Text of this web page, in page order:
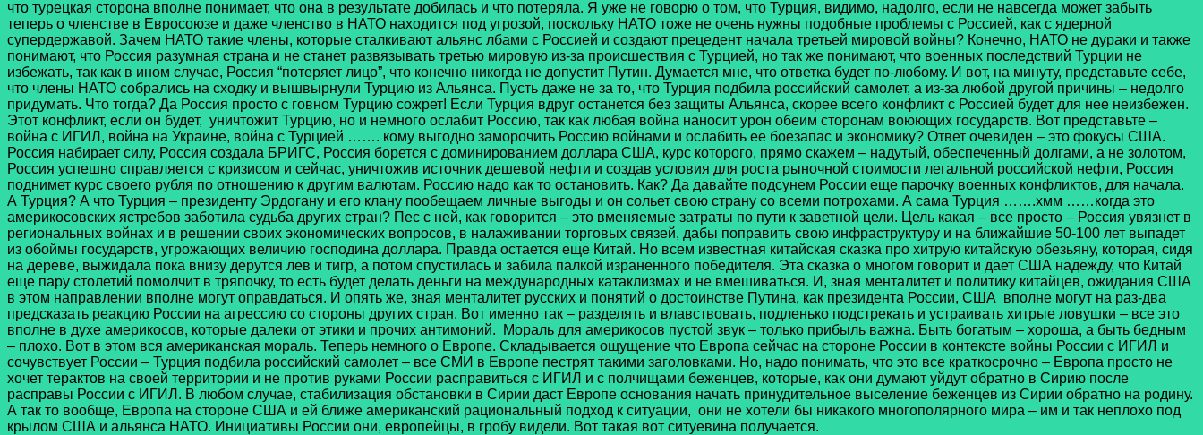
что турецкая сторона вполне понимает, что она в результате добилась и что потеряла. Я уже не говорю о том, что Турция, видимо, надолго, если не навсегда может забыть
теперь о членстве в Евросоюзе и даже членство в НАТО находится под угрозой, поскольку НАТО тоже не очень нужны подобные проблемы с Россией, как с ядерной
супердержавой. Зачем НАТО такие члены, которые сталкивают альянс лбами с Россией и создают прецедент начала третьей мировой войны? Конечно, НАТО не дураки и также
понимают, что Россия разумная страна и не станет развязывать третью мировую из-за происшествия с Турцией, но так же понимают, что военных последствий Турции не
избежать, так как в ином случае, Россия “потеряет лицо”, что конечно никогда не допустит Путин. Думается мне, что ответка будет по-любому. И вот, на минуту, представьте себе,
что члены НАТО собрались на сходку и вышвырнули Турцию из Альянса. Пусть даже не за то, что Турция подбила российский самолет, а из-за любой другой причины – недолго
придумать. Что тогда? Да Россия просто с говном Турцию сожрет! Если Турция вдруг останется без защиты Альянса, скорее всего конфликт с Россией будет для нее неизбежен.
Этот конфликт, если он будет, уничтожит Турцию, но и немного ослабит Россию, так как любая война наносит урон обеим сторонам воюющих государств. Вот представьте –
война с ИГИЛ, война на Украине, война с Турцией ……. кому выгодно заморочить Россию войнами и ослабить ее боезапас и экономику? Ответ очевиден – это фокусы США.
Россия набирает силу, Россия создала БРИГС, Россия борется с доминированием доллара США, курс которого, прямо скажем – надутый, обеспеченный долгами, а не золотом,
Россия успешно справляется с кризисом и сейчас, уничтожив источник дешевой нефти и создав условия для роста рыночной стоимости легальной российской нефти, Россия
поднимет курс своего рубля по отношению к другим валютам. Россию надо как то остановить. Как? Да давайте подсунем России еще парочку военных конфликтов, для начала.
А Турция? А что Турция – президенту Эрдогану и его клану пообещаем личные выгоды и он сольет свою страну со всеми потрохами. А сама Турция …….хмм ……когда это
америкосовских ястребов заботила судьба других стран? Пес с ней, как говорится – это вменяемые затраты по пути к заветной цели. Цель какая – все просто – Россия увязнет в
региональных войнах и в решении своих экономических вопросов, в налаживании торговых связей, дабы поправить свою инфраструктуру и на ближайшие 50-100 лет выпадет
из обоймы государств, угрожающих величию господина доллара. Правда остается еще Китай. Но всем известная китайская сказка про хитрую китайскую обезьяну, которая, сидя
на дереве, выжидала пока внизу дерутся лев и тигр, а потом спустилась и забила палкой израненного победителя. Эта сказка о многом говорит и дает США надежду, что Китай
еще пару столетий помолчит в тряпочку, то есть будет делать деньги на международных катаклизмах и не вмешиваться. И, зная менталитет и политику китайцев, ожидания США
в этом направлении вполне могут оправдаться. И опять же, зная менталитет русских и понятий о достоинстве Путина, как президента России, США вполне могут на раз-два
предсказать реакцию России на агрессию со стороны других стран. Вот именно так – разделять и влавствовать, подленько подстрекать и устраивать хитрые ловушки – все это
вполне в духе америкосов, которые далеки от этики и прочих антимоний. Мораль для америкосов пустой звук – только прибыль важна. Быть богатым – хороша, а быть бедным
– плохо. Вот в этом вся американская мораль. Теперь немного о Европе. Складывается ощущение что Европа сейчас на стороне России в контексте войны России с ИГИЛ и
сочувствует России – Турция подбила российский самолет – все СМИ в Европе пестрят такими заголовками. Но, надо понимать, что это все краткосрочно – Европа просто не
хочет терактов на своей территории и не против руками России расправиться с ИГИЛ и с полчищами беженцев, которые, как они думают уйдут обратно в Сирию после
расправы России с ИГИЛ. В любом случае, стабилизация обстановки в Сирии даст Европе основания начать принудительное выселение беженцев из Сирии обратно на родину.
А так то вообще, Европа на стороне США и ей ближе американский рациональный подход к ситуации, они не хотели бы никакого многополярного мира – им и так неплохо под
крылом США и альянса НАТО. Инициативы России они, европейцы, в гробу видели. Вот такая вот ситуевина получается.